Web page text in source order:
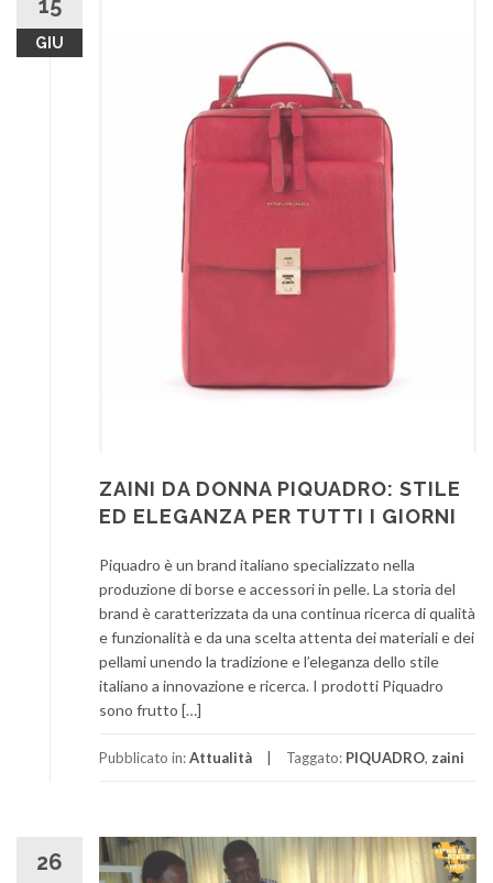
GIU
ZAINI DA DONNA PIQUADRO: STILE
ED ELEGANZA PER TUTTI I GIORNI
Piquadro è un brand italiano specializzato nella
produzione di borse e accessori in pelle. La storia del
brand è caratterizzata da una continua ricerca di qualità
e funzionalità e da una scelta attenta dei materiali e dei
pellami unendo la tradizione e l’eleganza dello stile
italiano a innovazione e ricerca. I prodotti Piquadro
sono frutto […]
Pubblicato in:Attualità Taggato: PIQUADRO, zaini
26